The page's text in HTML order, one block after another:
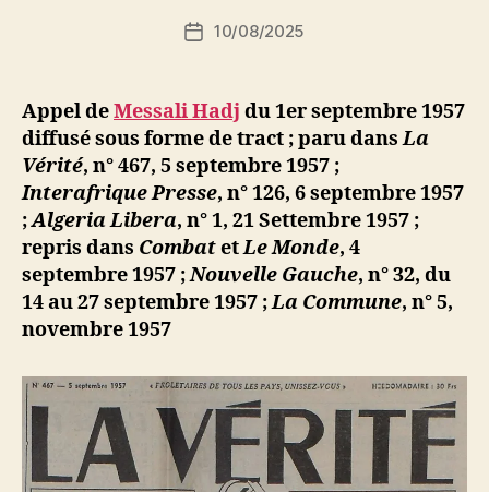
Auteur
N
ji
Date10/08/2025
Appel deMessali Hadj du 1er septembre 1957
diffusé sous forme de tract ; paru dansLa
Vérité, n° 467, 5 septembre 1957 ;
Interafrique Presse, n° 126, 6 septembre 1957
;Algeria Libera, n° 1, 21 Settembre 1957 ;
repris dans CombatetLe Monde, 4
septembre 1957 ;Nouvelle Gauche, n° 32, du
14 au 27 septembre 1957 ;La Commune, n° 5,
novembre 1957